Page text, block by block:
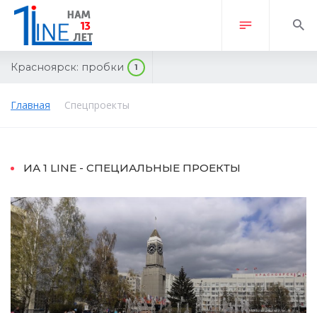
Красноярск: пробки 1
Главная Спецпроекты
ИА 1 LINE - СПЕЦИАЛЬНЫЕ ПРОЕКТЫ